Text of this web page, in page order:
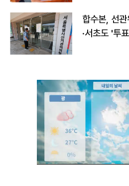
합수본, 선
·서초도 '투